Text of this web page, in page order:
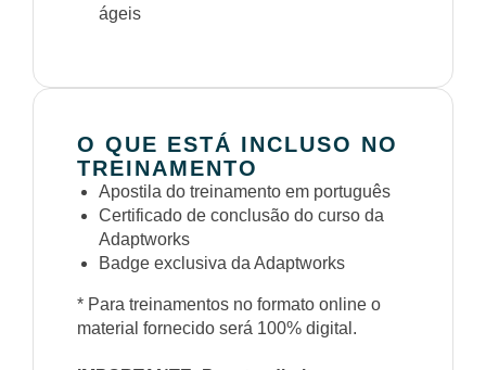
ágeis
O QUE ESTÁ INCLUSO NO
TREINAMENTO
Apostila do treinamento em português
Certificado de conclusão do curso da
Adaptworks
Badge exclusiva da Adaptworks
* Para treinamentos no formato online o
material fornecido será 100% digital.